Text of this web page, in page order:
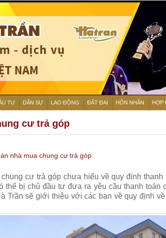
TƯ DÂN SỰ LAO ĐỘNG ĐẤT ĐAI HÔN NHÂN HỢP
cư trả góp
nhà mua chung cư trả góp
cư trả góp chưa hiểu về quy định
thể bị chủ đầu tư đưa ra yêu cầu thanh toán
Trần sẽ giới thiệu với các bạn về quy định